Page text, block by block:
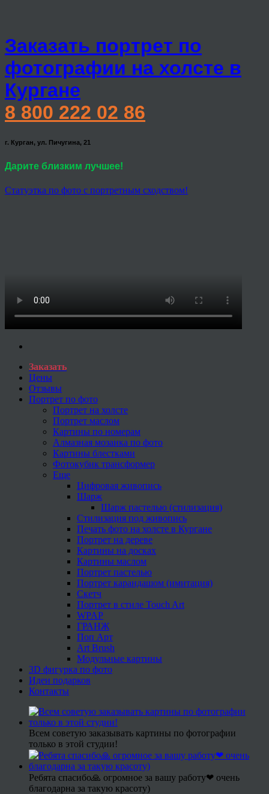
Заказать портрет по
фотографии на холсте в
Кургане
8 800 222 02 86
г. Курган, ул. Пичугина, 21
Дарите близким лучшее!
Статуэтка по фото с портретным сходством!
Заказать
Цены
Отзывы
Портрет по фото
Портрет на холсте
Портрет маслом
Картины по номерам
Алмазная мозаика по фото
Картины блестками
Фотокубик трансформер
Еще
Цифровая живопись
Шарж
Шарж пастелью (стилизация)
Стилизация под живопись
Печать фото на холсте в Кургане
Портрет на дереве
Картины на досках
Картины маслом
Портрет пастелью
Портрет карандашом (имитация)
Скетч
Портрет в стиле Touch Art
WPAP
ГРАНЖ
Поп Арт
Art Brush
Модульные картины
3D фигурка по фото
Идеи подарков
Контакты
Всем советую заказывать картины по фотографии
только в этой студии!
Ребята спасибо🙏 огромное за вашу работу❤ очень
благодарна за такую красоту)